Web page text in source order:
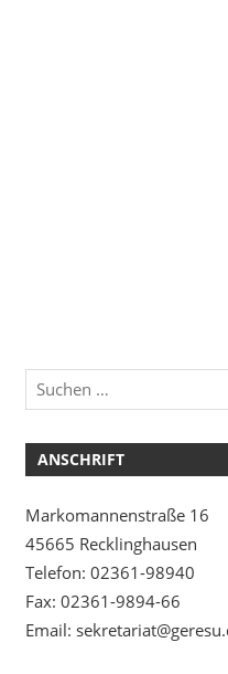
ANSCHRIFT
Markomannenstraße 16
45665 Recklinghausen
Telefon: 02361-98940
Fax: 02361-9894-66
Email: